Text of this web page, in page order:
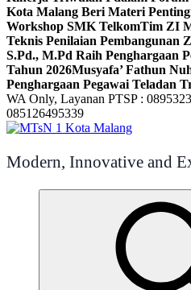
Kota Malang Beri Materi
Workshop SMK TelkomTim ZI
Teknis Penilaian Pembangunan
S.Pd., M.Pd Raih Penghargaan
Tahun 2026Musyafa’ Fathun
Penghargaan Pegawai Teladan
WA Only, Layanan PTSP :
085126495339
Modern, Innovative and